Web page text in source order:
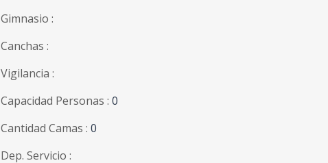
Gimnasio :
Canchas :
Vigilancia :
Capacidad Personas : 0
Cantidad Camas : 0
Dep. Servicio :